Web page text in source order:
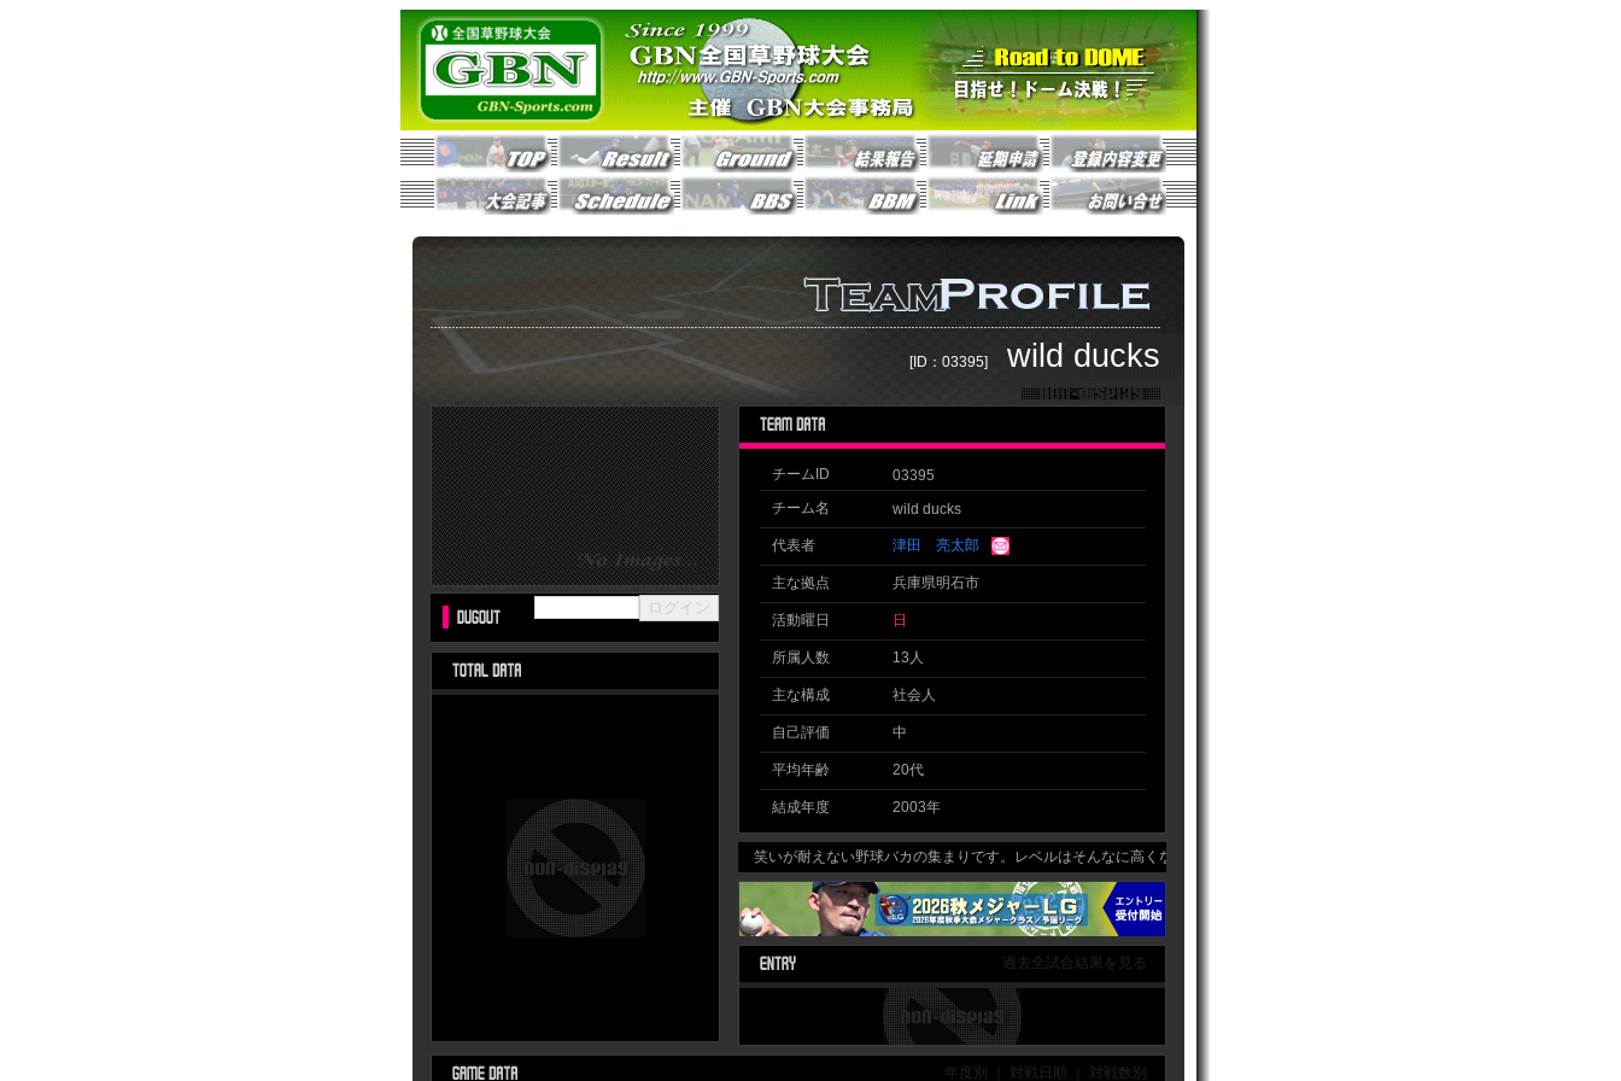
[ID：03395] wild ducks
チームID 03395
チーム名 wild ducks
代表者 津田 亮太郎
主な拠点 兵庫県明石市
活動曜日 日
所属人数 13人
主な構成 社会人
自己評価 中
平均年齢 20代
結成年度 2003年
笑いが耐えない野球バカの集まりです。レベルはそんなに高くないですが。波に乗ると厄介なチームです。
過去全試合結果を見る
年度別 ｜ 対戦日順 ｜ 対戦数別